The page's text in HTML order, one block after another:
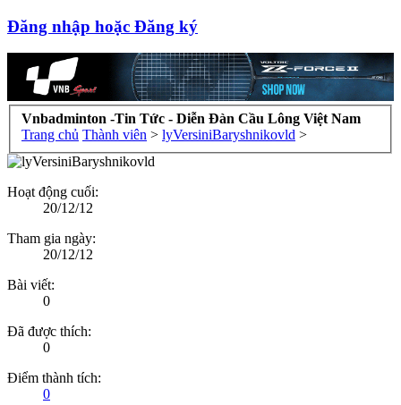
Đăng nhập hoặc Đăng ký
Vnbadminton -Tin Tức - Diễn Đàn Cầu Lông Việt Nam
Trang chủ Thành viên > lyVersiniBaryshnikovld >
Hoạt động cuối:
20/12/12
Tham gia ngày:
20/12/12
Bài viết:
0
Đã được thích:
0
Điểm thành tích:
0